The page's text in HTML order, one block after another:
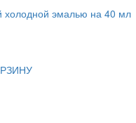
эмалью на 40 мл